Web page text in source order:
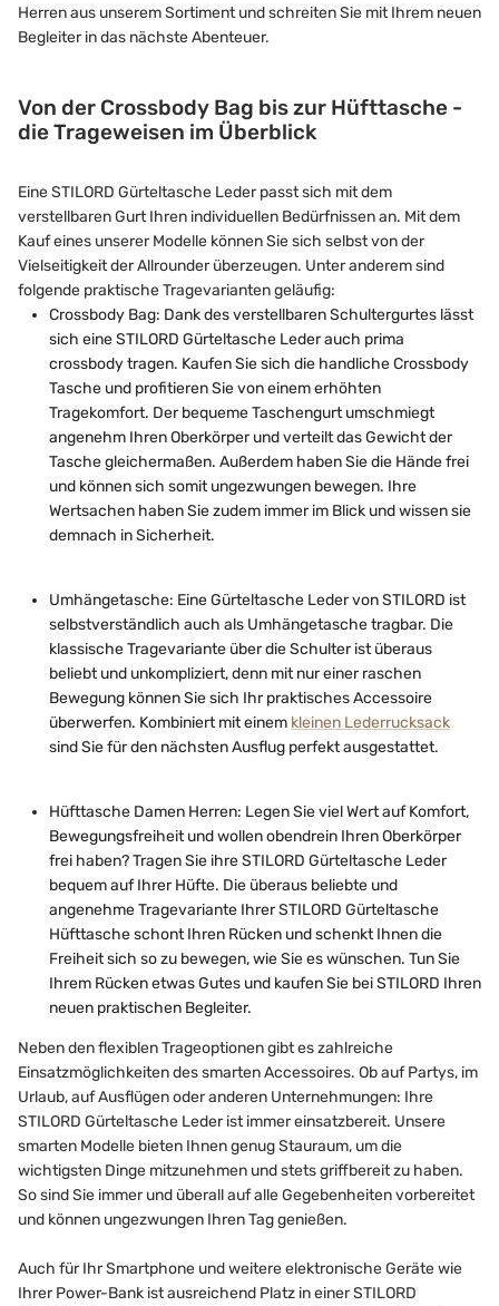
Herren aus unserem Sortiment und schreiten Sie mit Ihrem neuen
Begleiter in das nächste Abenteuer.
Von der Crossbody Bag bis zur Hüfttasche -
die Trageweisen im Überblick
Eine STILORD Gürteltasche Leder passt sich mit dem
verstellbaren Gurt Ihren individuellen Bedürfnissen an. Mit dem
Kauf eines unserer Modelle können Sie sich selbst von der
Vielseitigkeit der Allrounder überzeugen. Unter anderem sind
folgende praktische Tragevarianten geläufig:
Crossbody Bag: Dank des verstellbaren Schultergurtes lässt
sich eine STILORD Gürteltasche Leder auch prima
crossbody tragen. Kaufen Sie sich die handliche Crossbody
Tasche und profitieren Sie von einem erhöhten
Tragekomfort. Der bequeme Taschengurt umschmiegt
angenehm Ihren Oberkörper und verteilt das Gewicht der
Tasche gleichermaßen. Außerdem haben Sie die Hände frei
und können sich somit ungezwungen bewegen. Ihre
Wertsachen haben Sie zudem immer im Blick und wissen sie
demnach in Sicherheit.
Umhängetasche: Eine Gürteltasche Leder von STILORD ist
selbstverständlich auch als Umhängetasche tragbar. Die
klassische Tragevariante über die Schulter ist überaus
beliebt und unkompliziert, denn mit nur einer raschen
Bewegung können Sie sich Ihr praktisches Accessoire
überwerfen. Kombiniert mit einem kleinen Lederrucksack
sind Sie für den nächsten Ausflug perfekt ausgestattet.
Hüfttasche Damen Herren: Legen Sie viel Wert auf Komfort,
Bewegungsfreiheit und wollen obendrein Ihren Oberkörper
frei haben? Tragen Sie ihre STILORD Gürteltasche Leder
bequem auf Ihrer Hüfte. Die überaus beliebte und
angenehme Tragevariante Ihrer STILORD Gürteltasche
Hüfttasche schont Ihren Rücken und schenkt Ihnen die
Freiheit sich so zu bewegen, wie Sie es wünschen. Tun Sie
Ihrem Rücken etwas Gutes und kaufen Sie bei STILORD Ihren
neuen praktischen Begleiter.
Neben den flexiblen Trageoptionen gibt es zahlreiche
Einsatzmöglichkeiten des smarten Accessoires. Ob auf Partys, im
Urlaub, auf Ausflügen oder anderen Unternehmungen: Ihre
STILORD Gürteltasche Leder ist immer einsatzbereit. Unsere
smarten Modelle bieten Ihnen genug Stauraum, um die
wichtigsten Dinge mitzunehmen und stets griffbereit zu haben.
So sind Sie immer und überall auf alle Gegebenheiten vorbereitet
und können ungezwungen Ihren Tag genießen.
Auch für Ihr Smartphone und weitere elektronische Geräte wie
Ihrer Power-Bank ist ausreichend Platz in einer STILORD